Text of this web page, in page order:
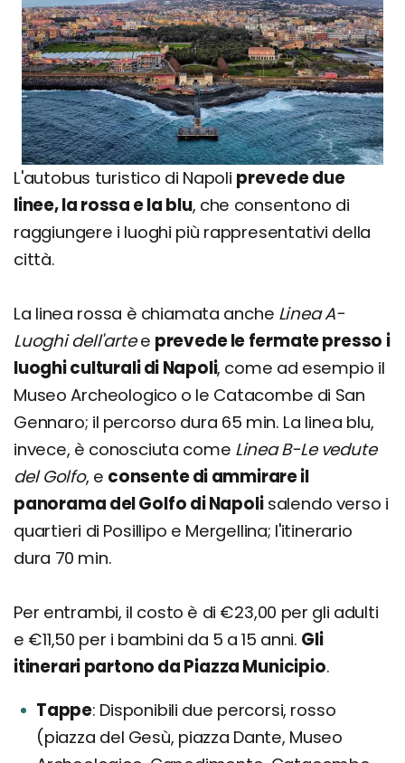
L'autobus turistico di Napoli prevede due
linee, la rossa e la blu, che consentono di
raggiungere i luoghi più rappresentativi della
città.
La linea rossa è chiamata anche Linea A-
Luoghi dell'artee prevede le fermate presso i
luoghi culturali di Napoli, come ad esempio il
Museo Archeologico o le Catacombe di San
Gennaro; il percorso dura 65 min. La linea blu,
invece, è conosciuta come Linea B-Le vedute
del Golfo, e consente di ammirare il
panorama del Golfo di Napolisalendo verso i
quartieri di Posillipo e Mergellina; l'itinerario
dura 70 min.
Per entrambi, il costo è di €23,00 per gli adulti
e €11,50 per i bambini da 5 a 15 anni. Gli
itinerari partono da Piazza Municipio.
Tappe Disponibili due percorsi, rosso
(piazza del Gesù, piazza Dante, Museo